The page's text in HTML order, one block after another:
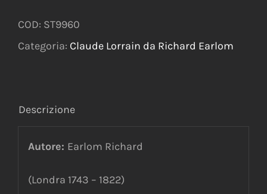
COD: ST9960
Categoria: Claude Lorrain da Richard Earlom
Descrizione
Autore: Earlom Richard
(Londra 1743 – 1822)